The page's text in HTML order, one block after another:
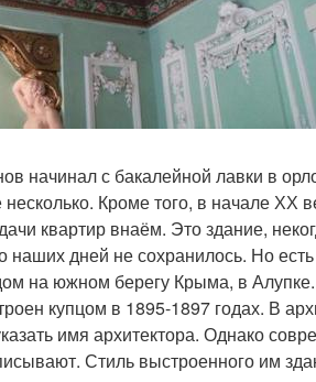
начинал с бакалейной лавки в
Кроме того, в начале ХХ
квартир внаём. Это здание,
наших дней не сохранилось. Но
на южном берегу Крыма, в Алупке.
купцом в 1895-1897 годах. В
имя архитектора. Однако
Стиль выстроенного им